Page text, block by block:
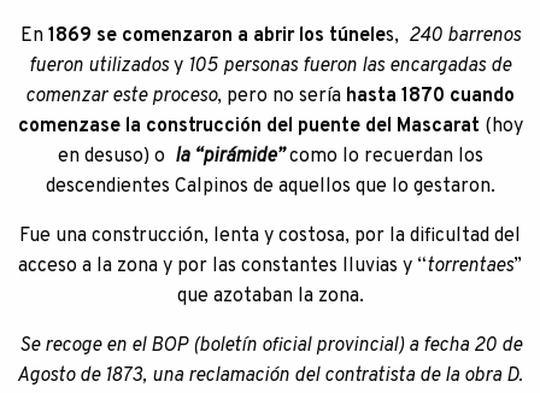
En 1869 se comenzaron a abrir los túneles, 240 barrenos
fueron utilizadosy 105 personas fueron las encargadas de
comenzar este proceso, pero no sería hasta 1870 cuando
comenzase la construcción del puente del Mascarat (hoy
en desuso) o la “pirámide”como lo recuerdan los
descendientes Calpinos de aquellos que lo gestaron.
Fue una construcción, lenta y costosa, por la dificultad del
acceso a la zona y por las constantes lluvias y “torrentaes”
que azotaban la zona.
Se recoge en el BOP (boletín oficial provincial) a fecha 20 de
Agosto de 1873, una reclamación del contratista de la obra D.